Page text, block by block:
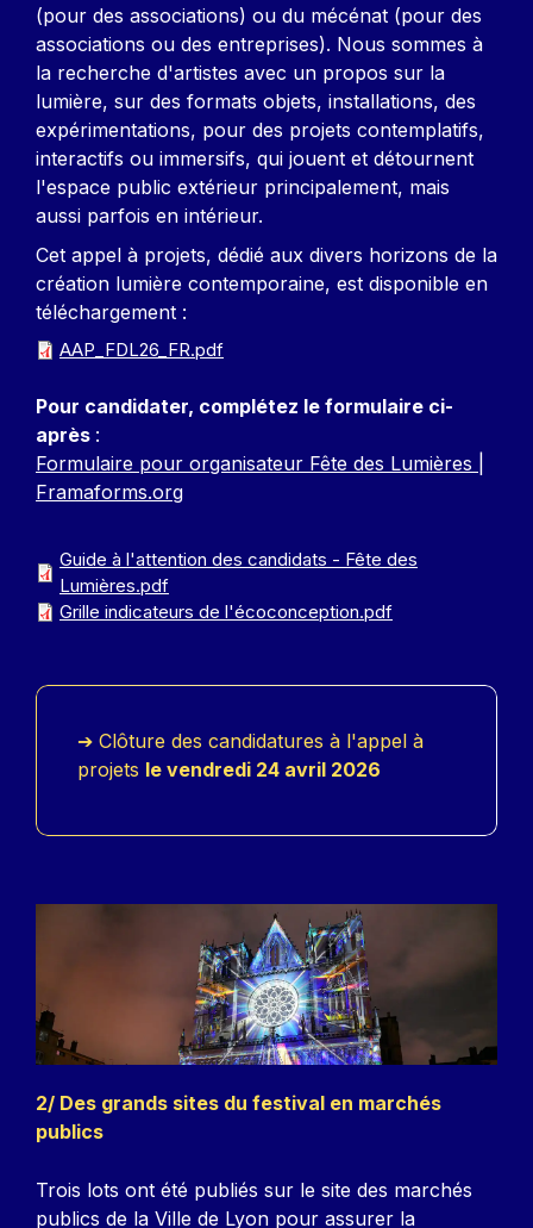
(pour des associations) ou du mécénat (pour des
associations ou des entreprises). Nous sommes à
la recherche d'artistes avec un propos sur la
lumière, sur des formats objets, installations, des
expérimentations, pour des projets contemplatifs,
interactifs ou immersifs, qui jouent et détournent
l'espace public extérieur principalement, mais
aussi parfois en intérieur.
Cet appel à projets, dédié aux divers horizons de la
création lumière contemporaine, est disponible en
téléchargement :
AAP_FDL26_FR.pdf
Pour candidater, complétez le formulaire ci-
après :
Formulaire pour organisateur Fête des Lumières |
Framaforms.org
Guide à l'attention des candidats - Fête des
Lumières.pdf
Grille indicateurs de l'écoconception.pdf
➔ Clôture des candidatures à l'appel à
projets le vendredi 24 avril 2026
2/ Des grands sites du festival en marchés
publics
Trois lots ont été publiés sur le site des marchés
publics de la Ville de Lyon pour assurer la